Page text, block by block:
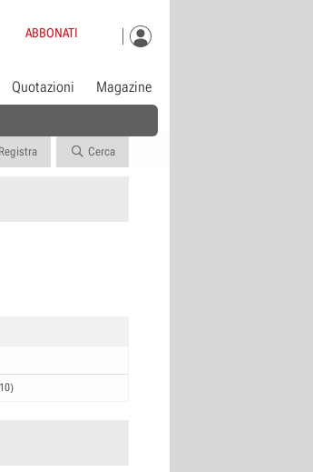
ABBONATI
Quotazioni Magazine
Registra Cerca